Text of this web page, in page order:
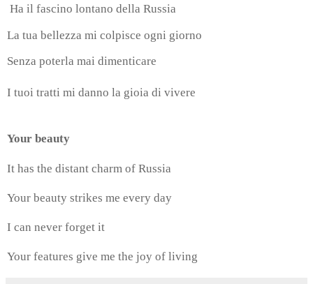
Ha il fascino lontano della Russia
La tua bellezza mi colpisce ogni giorno
Senza poterla mai dimenticare
I tuoi tratti mi danno la gioia di vivere
Your beauty
It has the distant charm of Russia
Your beauty strikes me every day
I can never forget it
Your features give me the joy of living